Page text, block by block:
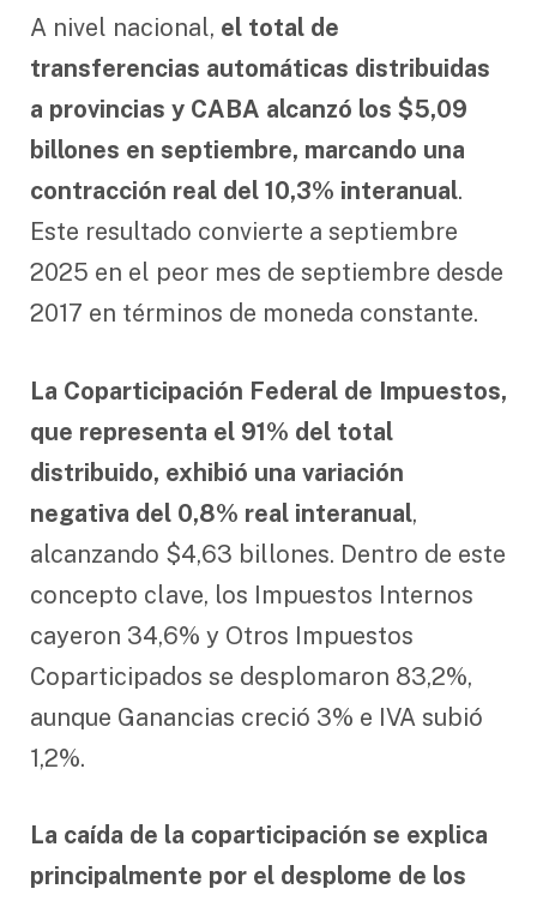
A nivel nacional, el total de
transferencias automáticas distribuidas
a provincias y CABA alcanzó los $5,09
billones en septiembre, marcando una
contracción real del 10,3% interanual.
Este resultado convierte a septiembre
2025 en el peor mes de septiembre desde
2017 en términos de moneda constante.
La Coparticipación Federal de Impuestos,
que representa el 91% del total
distribuido, exhibió una variación
negativa del 0,8% real interanual,
alcanzando $4,63 billones. Dentro de este
concepto clave, los Impuestos Internos
cayeron 34,6% y Otros Impuestos
Coparticipados se desplomaron 83,2%,
aunque Ganancias creció 3% e IVA subió
1,2%.
La caída de la coparticipación se explica
principalmente por el desplome de los